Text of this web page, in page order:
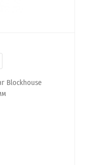
Blockhouse